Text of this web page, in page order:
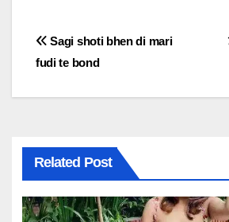
P
t
n
a
Sagi shoti bhen di mari
fudi te bond
Related Post